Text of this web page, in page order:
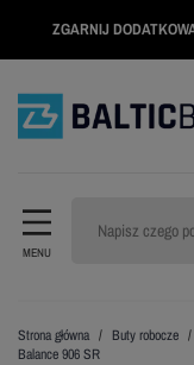
ZGARNIJ
MENU
Strona główna Buty robocze
Balance 906 SR